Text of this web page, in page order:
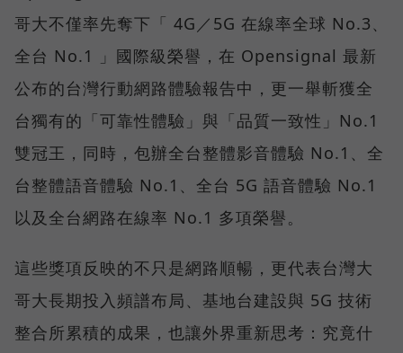
哥大不僅率先奪下「 4G／5G 在線率全球 No.3、
全台 No.1 」國際級榮譽，在 Opensignal 最新
公布的台灣行動網路體驗報告中，更一舉斬獲全
台獨有的「可靠性體驗」與「品質一致性」No.1
雙冠王，同時，包辦全台整體影音體驗 No.1、全
台整體語音體驗 No.1、全台 5G 語音體驗 No.1
以及全台網路在線率 No.1 多項榮譽。
這些獎項反映的不只是網路順暢，更代表台灣大
哥大長期投入頻譜布局、基地台建設與 5G 技術
整合所累積的成果，也讓外界重新思考：究竟什